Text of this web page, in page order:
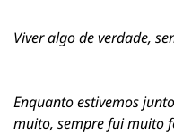
Viver algo de verdade,
Enquanto estivemos
muito, sempre fui muito